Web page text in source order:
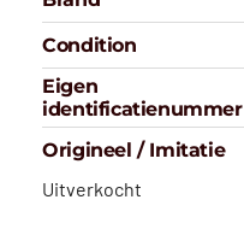
Condition
Eigen
identificatienummer
Origineel / Imitatie
Uitverkocht